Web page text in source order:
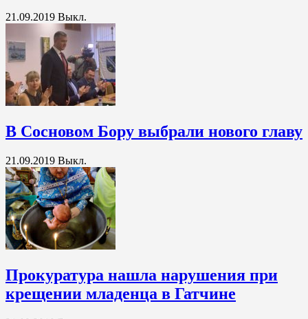
21.09.2019 Выкл.
В Сосновом Бору выбрали нового главу
21.09.2019 Выкл.
Прокуратура нашла нарушения при
крещении младенца в Гатчине